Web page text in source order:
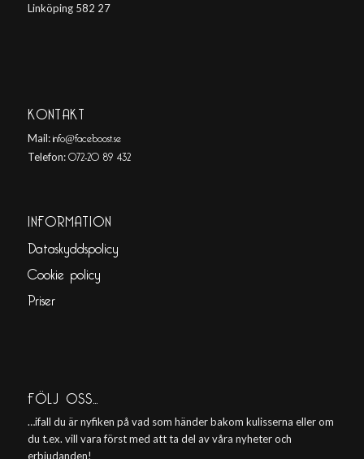
Linköping 582 27
KONTAKT
Mail:info@faceboost.se
Telefon:072-20 89 432
INFORMATION
Dataskyddspolicy
Cookie policy
Priser
FÖLJ OSS…
…ifall du är nyfiken på vad som händer bakom kulisserna eller om
du t.ex. vill vara först med att ta del av våra nyheter och
erbjudanden!